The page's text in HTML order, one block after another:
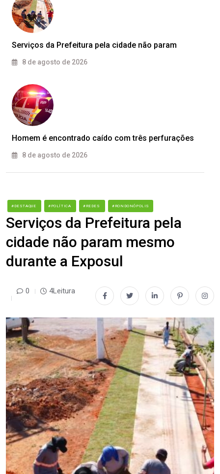
Serviços da Prefeitura pela cidade não param
8 de agosto de 2026
Homem é encontrado caído com três perfurações
8 de agosto de 2026
#DESTAQUE #POLÍTICA #REDES #RONDONÓPOLIS
Serviços da Prefeitura pela
cidade não param mesmo
durante a Exposul
0 4Leitura